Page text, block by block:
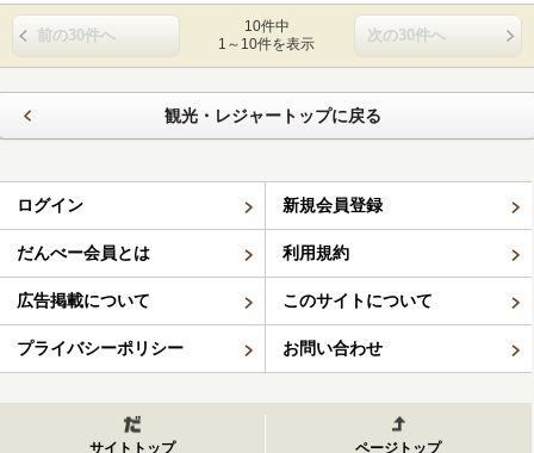
前の30件へ
10件中
1～10件を表示
次の30件へ
観光・レジャートップに戻る
ログイン 新規会員登録
だんべー会員とは 利用規約
広告掲載について このサイトについて
プライバシーポリシー お問い合わせ
サイトトップ ページトップ